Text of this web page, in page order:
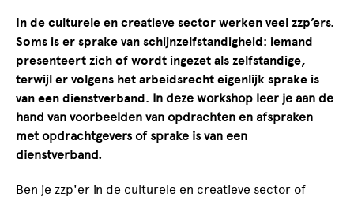
In de culturele en creatieve sector werken veel zzp’ers.
Soms is er sprake van schijnzelfstandigheid: iemand
presenteert zich of wordt ingezet als zelfstandige,
terwijl er volgens het arbeidsrecht eigenlijk sprake is
van een dienstverband. In deze workshop leer je aan de
hand van voorbeelden van opdrachten en afspraken
met opdrachtgevers of sprake is van een
dienstverband.
Ben je zzp'er in de culturele en creatieve sector of